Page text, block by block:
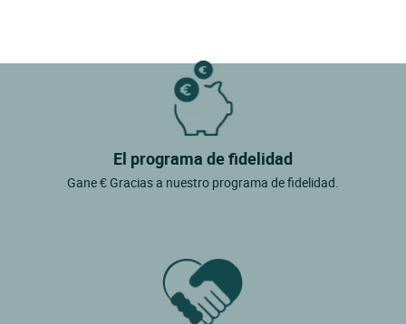
El programa de fidelidad
Gane € Gracias a nuestro programa de fidelidad.